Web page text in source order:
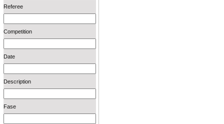
Referee
Competition
Date
Description
Fase